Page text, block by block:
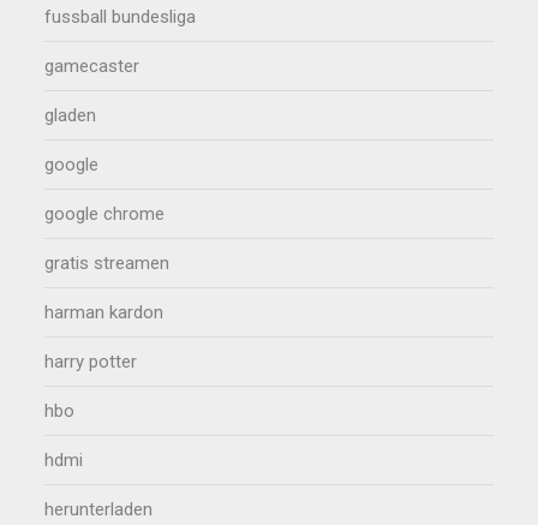
fussball bundesliga
gamecaster
gladen
google
google chrome
gratis streamen
harman kardon
harry potter
hbo
hdmi
herunterladen